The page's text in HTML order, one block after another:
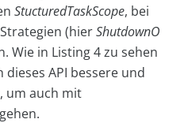
StucturedTaskScope, bei
(hierShutdownO
Wie in Listing 4 zu sehen
API bessere und
um auch mit